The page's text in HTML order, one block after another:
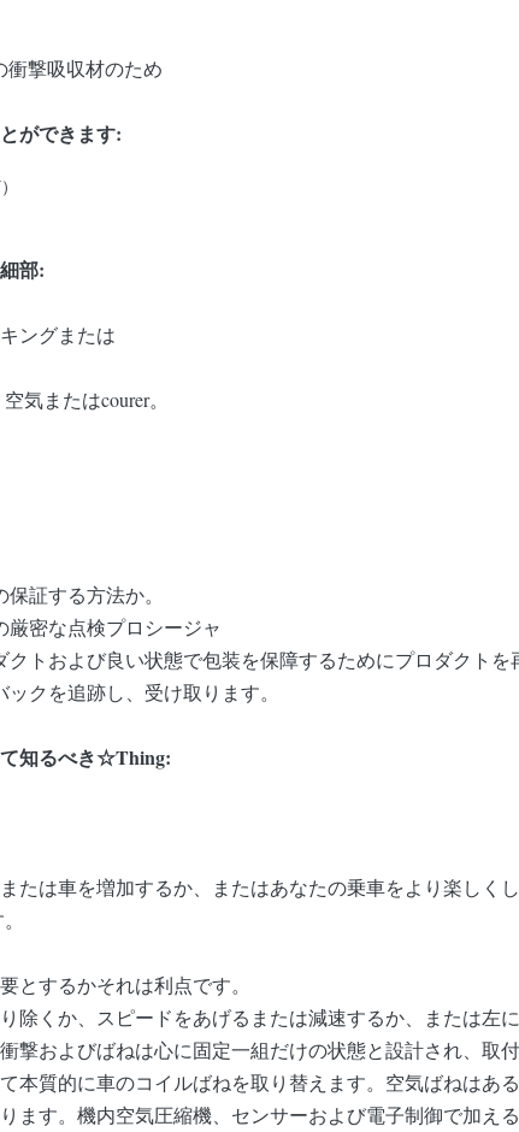
衝撃吸収材のため
ができます:
部:
ングまたは
気またはcourer。
証する方法か。
厳密な点検プロシージャ
トおよび良い状態で包装を保障するためにプロダクトを
クを追跡し、受け取ります。
知るべき☆Thing:
たは車を増加するか、またはあなたの乗車をより楽し
とするかそれは利点です。
除くか、スピードをあげるまたは減速するか、または
撃およびばねは心に固定一組だけの状態と設計され、取付
本質的に車のコイルばねを取り替えます。空気ばねは
ます。機内空気圧縮機、センサーおよび電子制御で加